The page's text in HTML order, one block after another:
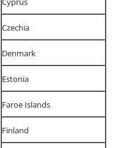
Czechia
Denmark
Estonia
Faroe Islands
Finland